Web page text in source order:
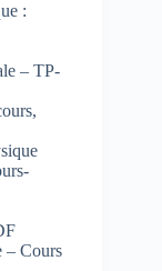
:
– TP-
– Cours